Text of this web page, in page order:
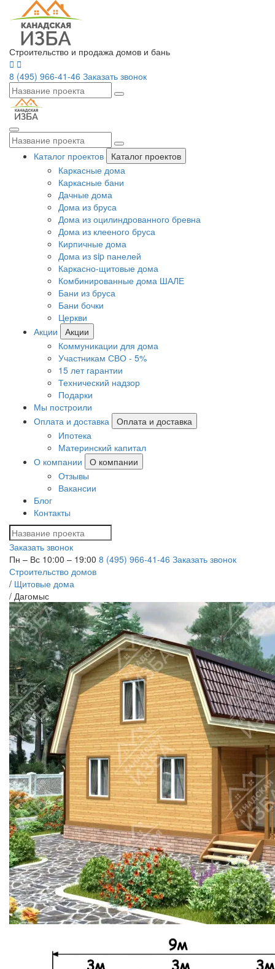
Строительство и продажа домов и бань
8 (495) 966-41-46 Заказать звонок
Каталог проектов
Каталог проектов
Каркасные дома
Каркасные бани
Дачные дома
Дома из бруса
Дома из оцилиндрованного бревна
Дома из клееного бруса
Кирпичные дома
Дома из sip панелей
Каркасно-щитовые дома
Комбинированные дома ШАЛЕ
Бани из бруса
Бани бочки
Церкви
Акции
Акции
Коммуникации для дома
Участникам СВО - 5%
15 лет гарантии
Технический надзор
Подарки
Мы построили
Оплата и доставка
Оплата и доставка
Ипотека
Материнский капитал
О компании
О компании
Отзывы
Вакансии
Блог
Контакты
Заказать звонок
Пн – Вс 10:00 – 19:00 8 (495) 966-41-46 Заказать звонок
Строительство домов
/ Щитовые дома
/ Дагомыс